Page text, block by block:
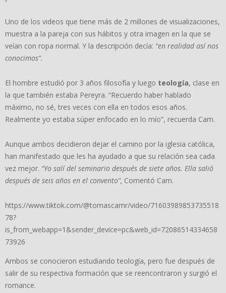
Uno de los videos que tiene más de 2 millones de visualizaciones,
muestra a la pareja con sus hábitos y otra imagen en la que se
veían con ropa normal. Y la descripción decía: “en realidad así nos
conocimos”.
El hombre estudió por 3 años filosofía y luego teología, clase en
la que también estaba Pereyra. “Recuerdo haber hablado
máximo, no sé, tres veces con ella en todos esos años.
Realmente yo estaba súper enfocado en lo mío”, recuerda Cam.
Aunque ambos decidieron dejar el camino por la iglesia católica,
han manifestado que les ha ayudado a que su relación sea cada
vez mejor. “Yo salí del seminario después de siete años. Ella salió
después de seis años en el convento”, Comentó Cam.
https://www.tiktok.com/@tomascamr/video/71603989853735518
78?
is_from_webapp=1&sender_device=pc&web_id=72086514334658
73926
Ambos se conocieron estudiando teología, pero fue después de
salir de su respectiva formación que se reencontraron y surgió el
romance.